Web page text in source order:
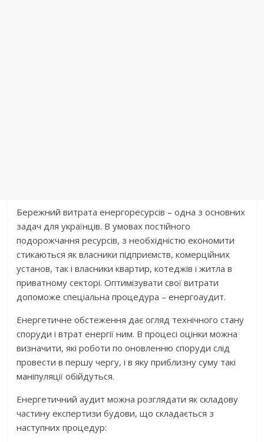
Бережний витрата енергоресурсів – одна з основних
задач для українців. В умовах постійного
подорожчання ресурсів, з необхідністю економити
стикаються як власники підприємств, комерційних
установ, так і власники квартир, котеджів і житла в
приватному секторі. Оптимізувати свої витрати
допоможе спеціальна процедура – енергоаудит.
Енергетичне обстеження дає огляд технічного стану
споруди і втрат енергії ним. В процесі оцінки можна
визначити, які роботи по оновленню споруди слід
провести в першу чергу, і в яку приблизну суму такі
маніпуляції обійдуться.
Енергетичний аудит можна розглядати як складову
частину експертизи будови, що складається з
наступних процедур: